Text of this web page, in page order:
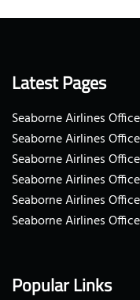
Latest Pages
Seaborne Airlines
Seaborne Airlines
Seaborne Airlines
Seaborne Airlines
Seaborne Airlines
Seaborne Airlines
Popular Links